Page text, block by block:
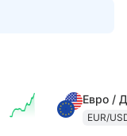
Евро /
EUR/